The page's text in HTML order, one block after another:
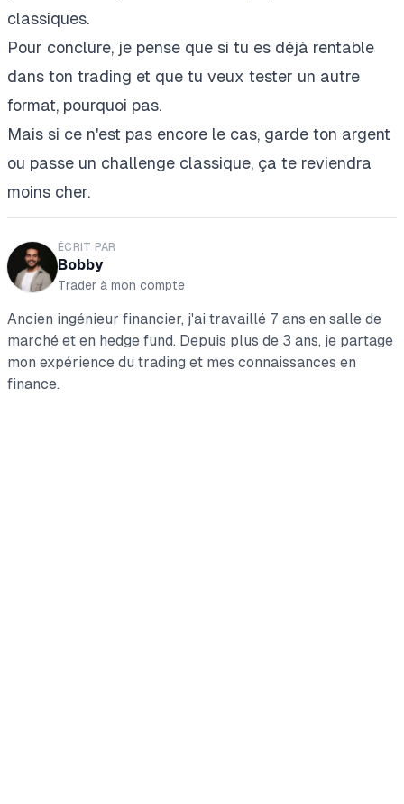
classiques.
Pour conclure, je pense que si tu es déjà rentable
dans ton trading et que tu veux tester un autre
format, pourquoi pas.
Mais si ce n'est pas encore le cas, garde ton argent
ou passe un challenge classique, ça te reviendra
moins cher.
ÉCRIT PAR
Bobby
Trader à mon compte
Ancien ingénieur financier, j'ai travaillé 7 ans en salle de
marché et en hedge fund. Depuis plus de 3 ans, je partage
mon expérience du trading et mes connaissances en
finance.